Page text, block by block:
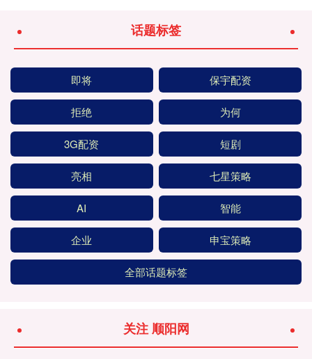
话题标签
即将 保宇配资
拒绝 为何
3G配资 短剧
亮相 七星策略
AI 智能
企业 申宝策略
全部话题标签
关注 顺阳网